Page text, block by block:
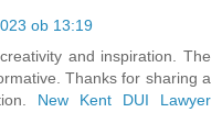
ob 13:19
and inspiration. The
Thanks for sharing a
New Kent DUI Lawyer